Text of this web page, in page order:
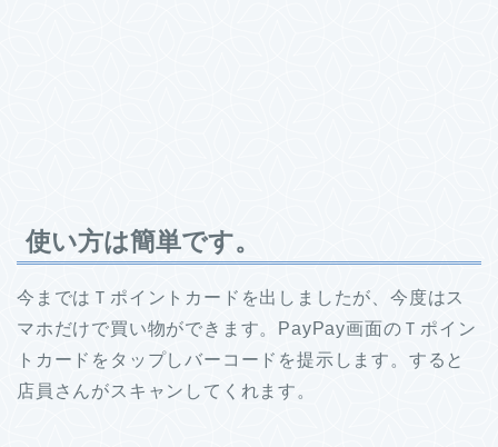
使い方は簡単です。
今まではＴポイントカードを出しましたが、今度はス
マホだけで買い物ができます。PayPay画面のＴポイン
トカードをタップしバーコードを提示します。すると
店員さんがスキャンしてくれます。